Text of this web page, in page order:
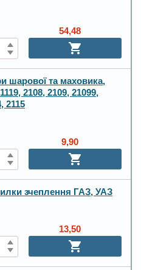
54,48
шарової та маховика,
2108, 2109, 21099,
2115
9,90
зчеплення ГАЗ, УАЗ
13,50